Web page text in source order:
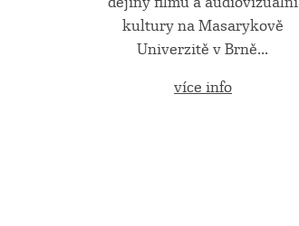
kultury na Masarykově
Univerzitě v Brně...
více info